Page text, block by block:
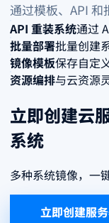
通过模板、API 和
API 重装系统通过
批量部署批量创建
镜像模板保存自定
资源编排与云资源
立即创建云
系统
多种系统镜像，一
立即创建服